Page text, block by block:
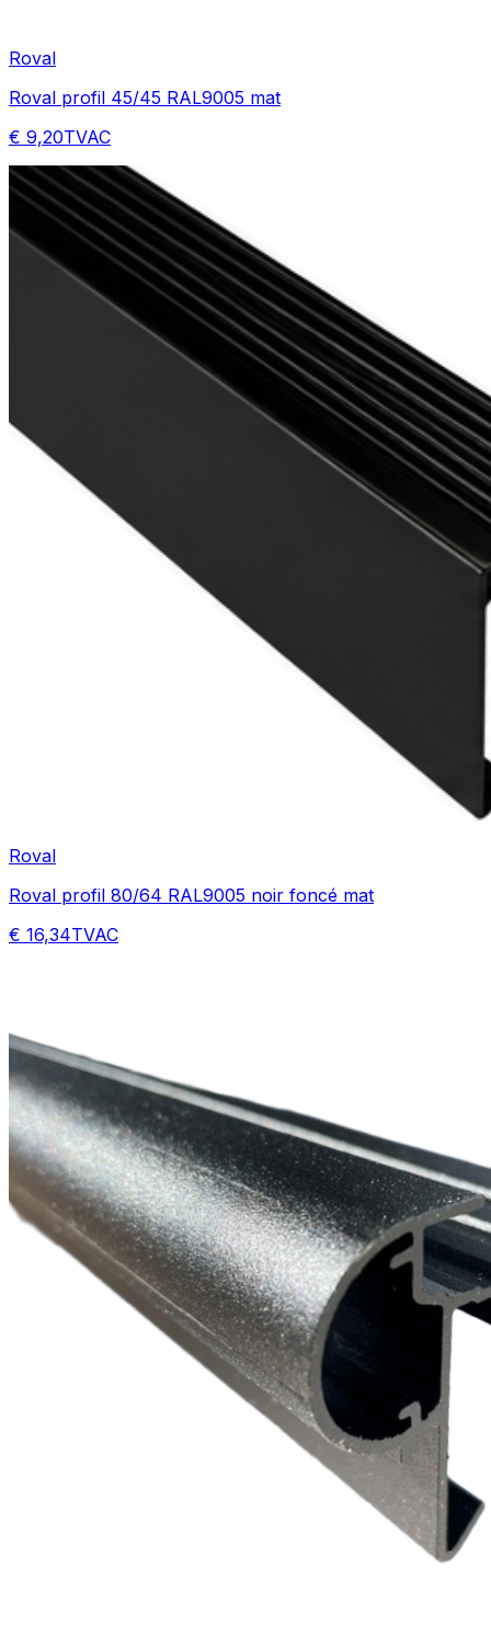
Roval
Roval profil 45/45 RAL9005 mat
€ 9,20TVAC
Roval
Roval profil 80/64 RAL9005 noir foncé mat
€ 16,34TVAC